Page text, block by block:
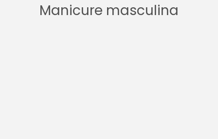
Manicure masculina